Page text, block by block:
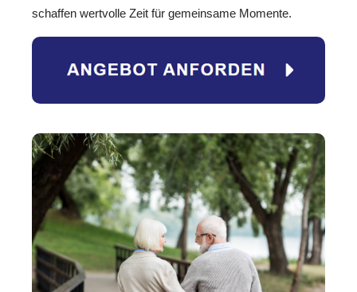
schaffen wertvolle Zeit für gemeinsame Momente.